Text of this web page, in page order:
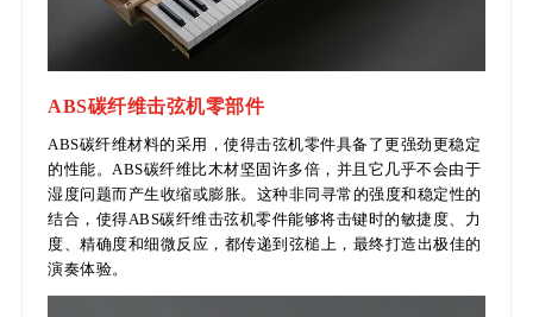
ABS碳纤维击弦机零部件
ABS碳纤维材料的采用，使得击弦机零件具备了更强劲更稳定
的性能。ABS碳纤维比木材坚固许多倍，并且它几乎不会由于
湿度问题而产生收缩或膨胀。这种非同寻常的强度和稳定性的
结合，使得ABS碳纤维击弦机零件能够将击键时的敏捷度、力
度、精确度和细微反应，都传递到弦槌上，最终打造出极佳的
演奏体验。